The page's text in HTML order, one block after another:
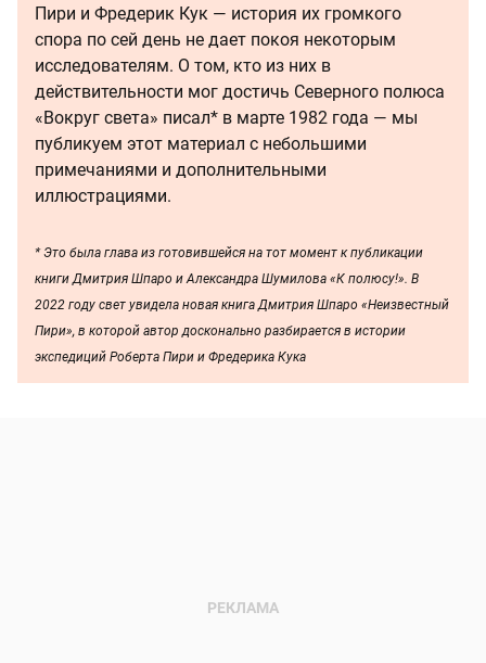
Пири и Фредерик Кук — история их громкого
спора по сей день не дает покоя некоторым
исследователям. О том, кто из них в
действительности мог достичь Северного полюса
«Вокруг света» писал* в марте 1982 года — мы
публикуем этот материал с небольшими
примечаниями и дополнительными
иллюстрациями.
* Это была глава из готовившейся на тот момент к публикации
книги Дмитрия Шпаро и Александра Шумилова «К полюсу!». В
2022 году свет увидела новая книга Дмитрия Шпаро «Неизвестный
Пири», в которой автор досконально разбирается в истории
экспедиций Роберта Пири и Фредерика Кука